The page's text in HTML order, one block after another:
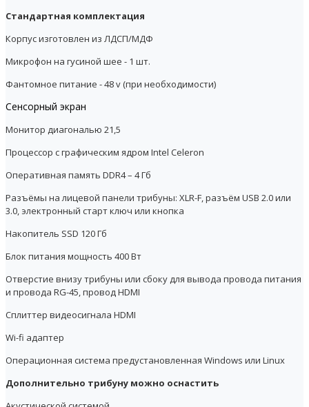
Стандартная комплектация
Корпус изготовлен из ЛДСП/МДФ
Микрофон на гусиной шее - 1 шт.
Фантомное питание - 48 v (при необходимости)
Сенсорный экран
Монитор диагональю 21,5
Процессор с графическим ядром Intel Celeron
Оперативная память DDR4 – 4 Гб
Разъёмы на лицевой панели трибуны: XLR-F, разъём USB 2.0 или
3.0, электронный старт ключ или кнопка
Накопитель SSD 120 Гб
Блок питания мощность 400 Вт
Отверстие внизу трибуны или сбоку для вывода провода питания
и провода RG-45, провод HDMI
Сплиттер видеосигнала HDMI
Wi-fi адаптер
Операционная система предустановленная Windows или Linux
Дополнительно трибуну можно оснастить